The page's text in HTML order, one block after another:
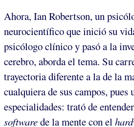
Ahora, Ian Robertson, un
neurocientífico que inició su
psicólogo clínico y pasó a la
cerebro, aborda el tema. Su
trayectoria diferente a la de la
cualquiera de sus campos, pues
especialidades: trató de
softwarede la mente con el